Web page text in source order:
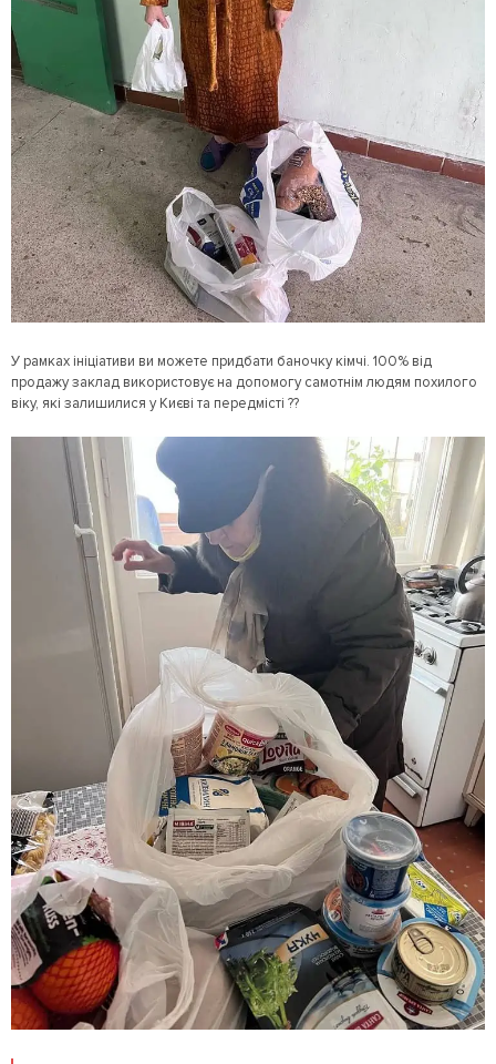
У рамках ініціативи ви можете придбати баночку кімчі. 100% від
продажу заклад використовує на допомогу самотнім людям похилого
віку, які залишилися у Києві та передмісті ??